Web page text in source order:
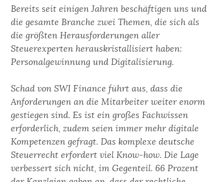
Bereits seit einigen Jahren beschäftigen uns und
die gesamte Branche zwei Themen, die sich als
die größten Herausforderungen aller
Steuerexperten herauskristallisiert haben:
Personalgewinnung und Digitalisierung.
Schad von SWI Finance führt aus, dass die
Anforderungen an die Mitarbeiter weiter enorm
gestiegen sind. Es ist ein großes Fachwissen
erforderlich, zudem seien immer mehr digitale
Kompetenzen gefragt. Das komplexe deutsche
Steuerrecht erfordert viel Know-how. Die Lage
verbessert sich nicht, im Gegenteil. 66 Prozent